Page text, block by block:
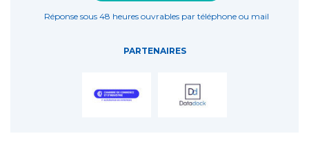
Réponse sous 48 heures ouvrables par téléphone ou mail
PARTENAIRES